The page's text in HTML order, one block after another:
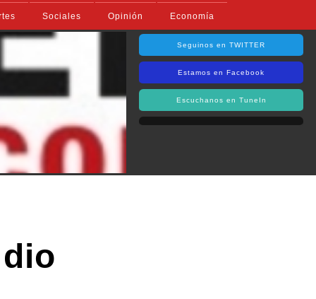
Sociales Opinión Economía
Seguinos en TWITTER
Estamos en Facebook
Escuchanos en TuneIn